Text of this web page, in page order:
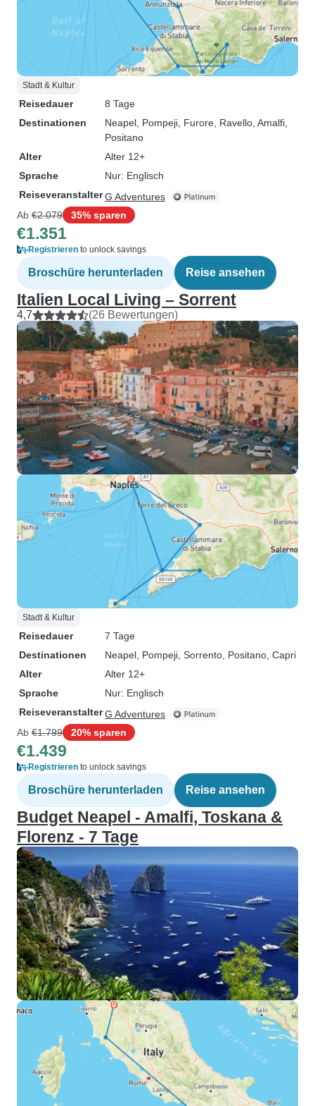
Stadt & Kultur
Reisedauer
8 Tage
Destinationen
Neapel , Pompeji , Furore , Ravello , Amalfi
Positano
Alter
Alter 12+
Sprache
Nur: Englisch
ReiseveranstalterG Adventures
Ab €2.079 35% sparen
€1.351
Registrieren to unlock savings
Broschüre herunterladen Reise ansehen
Italien Local Living – Sorrent
4,7 (26 Bewertungen)
Stadt & Kultur
Reisedauer
7 Tage
Destinationen
Neapel , Pompeji , Sorrento , Positano , Capri
Alter
Alter 12+
Sprache
Nur: Englisch
ReiseveranstalterG Adventures
Ab €1.799 20% sparen
€1.439
Registrieren to unlock savings
Broschüre herunterladen Reise ansehen
Budget Neapel - Amalfi, Toskana &
Florenz - 7 Tage